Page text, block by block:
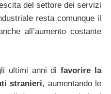
del settore dei servizi
resta comunque il
all’aumento costante
ultimi anni difavorire la
stranieri, aumentando le